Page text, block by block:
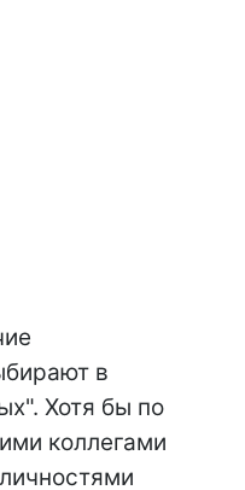
в
Хотя бы по
коллегами